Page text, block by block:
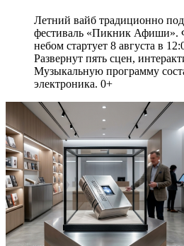
Летний вайб традиционно
фестиваль «Пикник Афиши».
небом стартует 8 августа в
Развернут пять сцен,
Музыкальную программу
электроника. 0+